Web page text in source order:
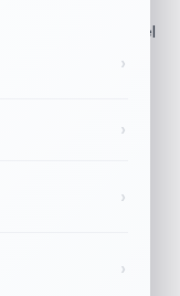
›
›
›
›
trhu Provozovatel
za druhé
akcie
%